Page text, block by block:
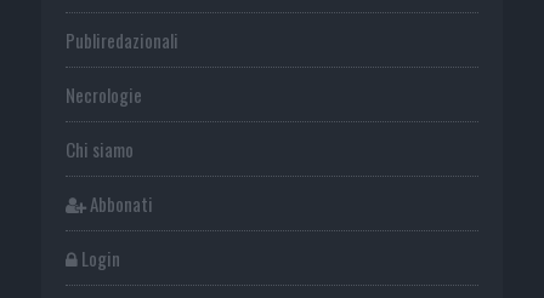
Publiredazionali
Necrologie
Chi siamo
Abbonati
Login